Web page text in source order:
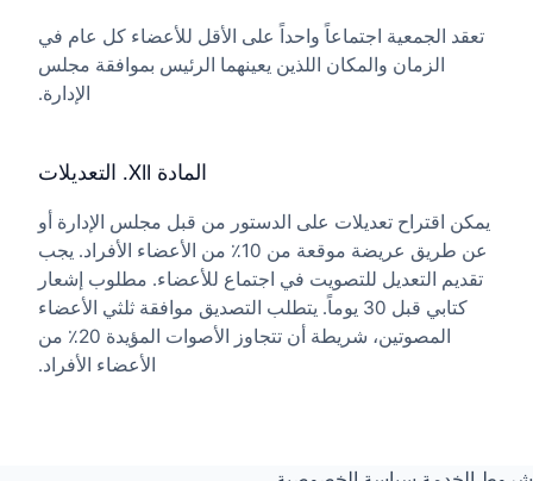
تعقد الجمعية اجتماعاً واحداً على الأقل للأعضاء كل عام في
الزمان والمكان اللذين يعينهما الرئيس بموافقة مجلس
الإدارة.
المادة XII. التعديلات
يمكن اقتراح تعديلات على الدستور من قبل مجلس الإدارة أو
عن طريق عريضة موقعة من 10٪ من الأعضاء الأفراد. يجب
تقديم التعديل للتصويت في اجتماع للأعضاء. مطلوب إشعار
كتابي قبل 30 يوماً. يتطلب التصديق موافقة ثلثي الأعضاء
المصوتين، شريطة أن تتجاوز الأصوات المؤيدة 20٪ من
الأعضاء الأفراد.